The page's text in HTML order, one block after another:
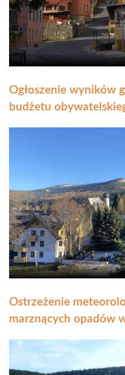
Ogłoszenie wyników
budżetu
Ostrzeżenie
marznących opadów